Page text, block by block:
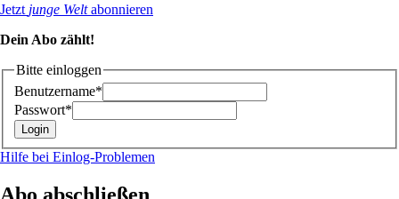
Jetzt junge Weltabonnieren
Dein Abo zählt!
Bitte einloggen
Benutzername*
Passwort*
Hilfe bei Einlog-Problemen